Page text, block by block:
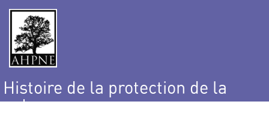
Histoire de la protection de la
nature